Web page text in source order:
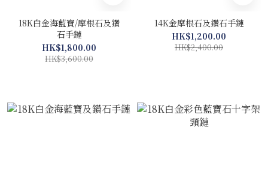
18K白金海藍寶/摩根石及鑽
石手鏈
HK$1,800.00
HK$3,600.00
14K金摩根石及鑽石手鏈
HK$1,200.00
HK$2,400.00